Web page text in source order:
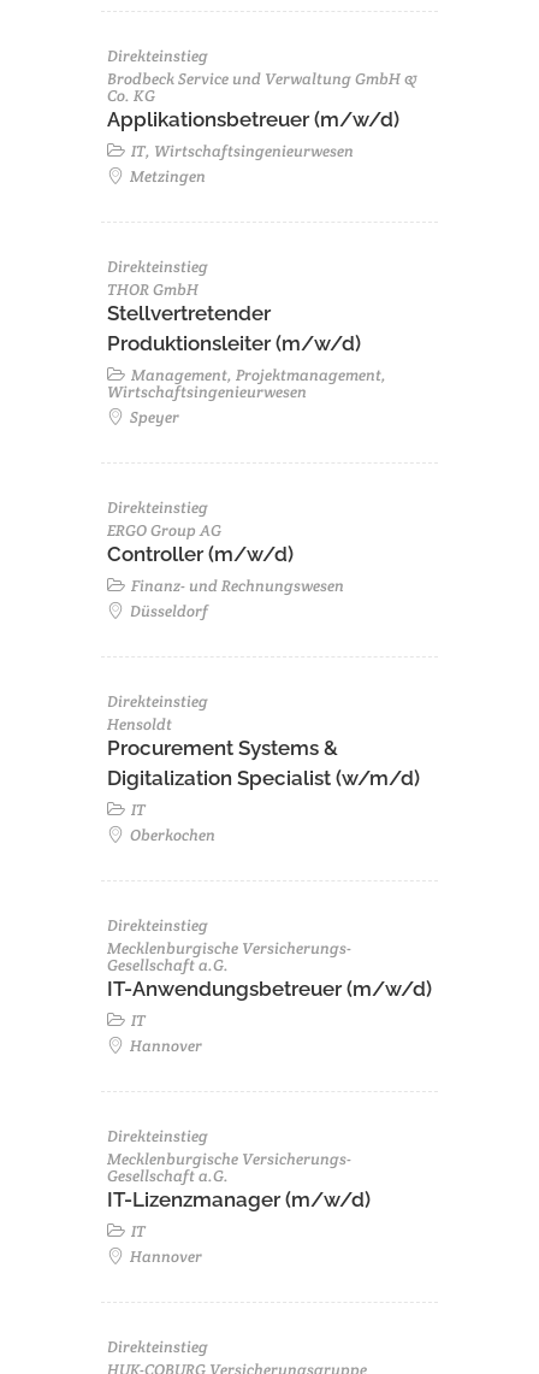
Direkteinstieg
Brodbeck Service und Verwaltung GmbH &
Co. KG
Applikationsbetreuer (m/w/d)
IT, Wirtschaftsingenieurwesen
Metzingen
Direkteinstieg
THOR GmbH
Stellvertretender
Produktionsleiter (m/w/d)
Management, Projektmanagement,
Wirtschaftsingenieurwesen
Speyer
Direkteinstieg
ERGO Group AG
Controller (m/w/d)
Finanz- und Rechnungswesen
Düsseldorf
Direkteinstieg
Hensoldt
Procurement Systems &
Digitalization Specialist (w/m/d)
IT
Oberkochen
Direkteinstieg
Mecklenburgische Versicherungs-
Gesellschaft a.G.
IT-Anwendungsbetreuer (m/w/d)
IT
Hannover
Direkteinstieg
Mecklenburgische Versicherungs-
Gesellschaft a.G.
IT-Lizenzmanager (m/w/d)
IT
Hannover
Direkteinstieg
HUK-COBURG Versicherungsgruppe